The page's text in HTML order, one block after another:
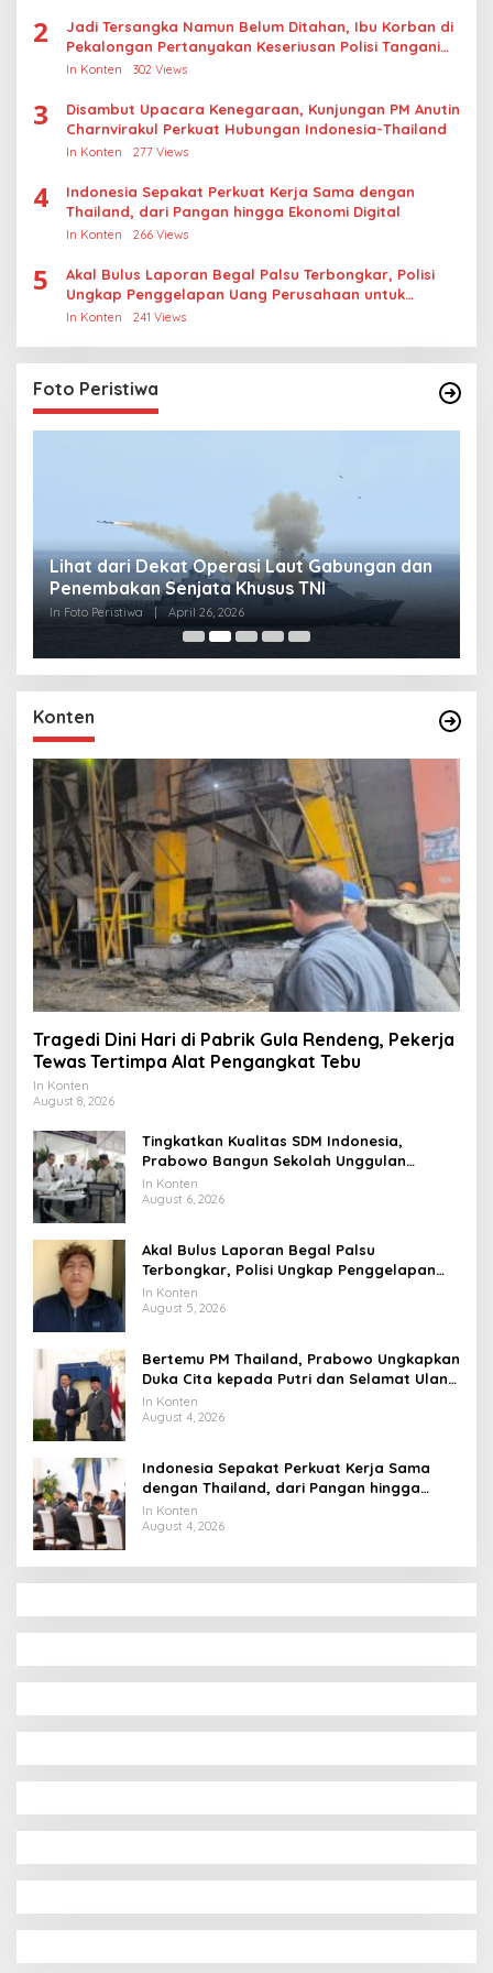
2
Jadi Tersangka Namun Belum Ditahan, Ibu Korban di
Pekalongan Pertanyakan Keseriusan Polisi Tangani
Kasus Rudapksa Sampai Anaknya Hamil
In Konten 302 Views
3
Disambut Upacara Kenegaraan, Kunjungan PM Anutin
Charnvirakul Perkuat Hubungan Indonesia-Thailand
In Konten 277 Views
4
Indonesia Sepakat Perkuat Kerja Sama dengan
Thailand, dari Pangan hingga Ekonomi Digital
In Konten 266 Views
5
Akal Bulus Laporan Begal Palsu Terbongkar, Polisi
Ungkap Penggelapan Uang Perusahaan untuk
Crypto
In Konten 241 Views
Foto Peristiwa
Lihat dari Dekat Operasi Laut Gabungan dan
Penembakan Senjata Khusus TNI
In Foto Peristiwa April 26, 2026
Konten
Tragedi Dini Hari di Pabrik Gula Rendeng, Pekerja
Tewas Tertimpa Alat Pengangkat Tebu
In Konten
August 8, 2026
Tingkatkan Kualitas SDM Indonesia,
Prabowo Bangun Sekolah Unggulan
hingga Undang Universitas Terbaik Dunia
In Konten
August 6, 2026
Akal Bulus Laporan Begal Palsu
Terbongkar, Polisi Ungkap Penggelapan
Uang Perusahaan untuk Crypto
In Konten
August 5, 2026
Bertemu PM Thailand, Prabowo Ungkapkan
Duka Cita kepada Putri dan Selamat Ulang
Tahun ke Raja Thailand
In Konten
August 4, 2026
Indonesia Sepakat Perkuat Kerja Sama
dengan Thailand, dari Pangan hingga
Ekonomi Digital
In Konten
August 4, 2026